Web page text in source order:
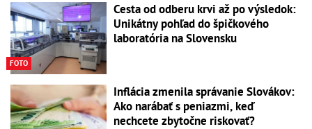
FOTO
Cesta od odberu krvi až po výsledok:
Unikátny pohľad do špičkového
laboratória na Slovensku
Inflácia zmenila správanie Slovákov:
Ako narábať s peniazmi, keď
nechcete zbytočne riskovať?